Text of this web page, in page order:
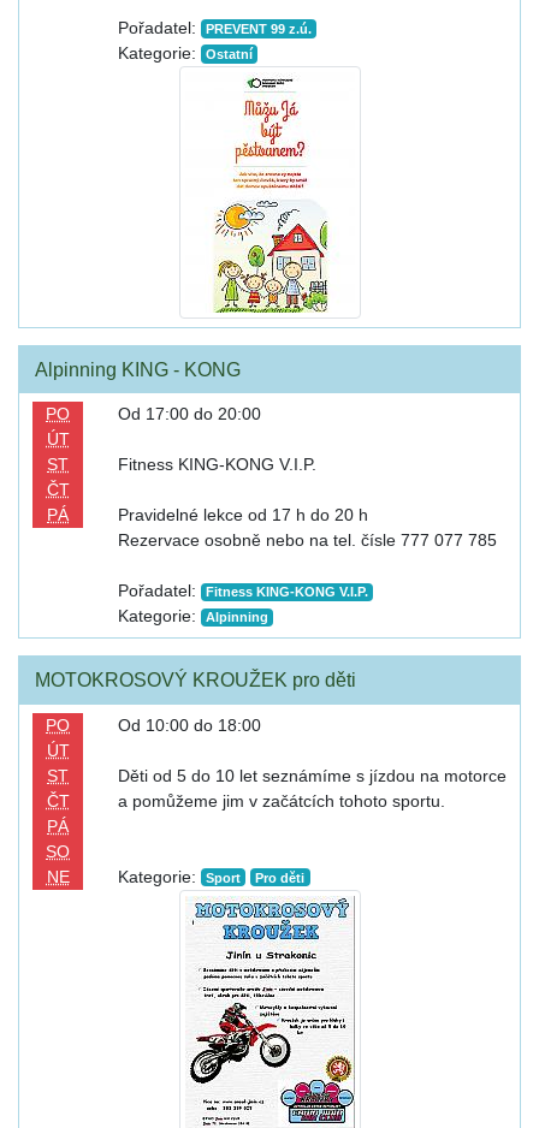
Pořadatel: PREVENT 99 z.ú.
Kategorie: Ostatní
Alpinning KING - KONG
PO
ÚT
ST
ČT
PÁ
Od 17:00 do 20:00
Fitness KING-KONG V.I.P.
Pravidelné lekce od 17 h do 20 h
Rezervace osobně nebo na tel. čísle 777 077 785
Pořadatel: Fitness KING-KONG V.I.P.
Kategorie: Alpinning
MOTOKROSOVÝ KROUŽEK pro děti
PO
ÚT
ST
ČT
PÁ
SO
NE
Od 10:00 do 18:00
Děti od 5 do 10 let seznámíme s jízdou na motorce
a pomůžeme jim v začátcích tohoto sportu.
Kategorie: Sport Pro děti